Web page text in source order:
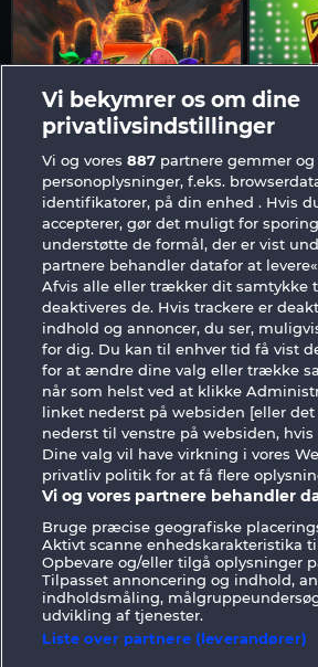
Tower of Power 3 Golden
40 Sevens Back to
Vilkår og betingelser
Kontakt
Indsend anmodning om
Vi bekymrer os om dine
privatlivsindstillinger
Vi og vores887 partnere gemmer
personoplysninger, f.eks.
identifikatorer, på din enhed . Hvis
accepterer, gør det muligt for
understøtte de formål, der er vist
partnere behandler datafor at
Afvis alle eller trækker dit samtykke
deaktiveres de. Hvis trackere er
indhold og annoncer, du ser,
for dig. Du kan til enhver tid få vist
for at ændre dine valg eller trække
når som helst ved at klikke
linket nederst på websiden [eller
nederst til venstre på websiden, hvis
Dine valg vil have virkning i vores
privatliv politik for at få flere
Vi og vores partnere behandler
Bruge præcise geografiske
Aktivt scanne enhedskarakteristika
Opbevare og/eller tilgå oplysninger
Tilpasset annoncering og indhold,
indholdsmåling,
udvikling af tjenester.
Liste over partnere (leverandører)